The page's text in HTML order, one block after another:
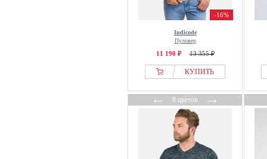
-16%
Indicode
Пуловер
11 190 ₽ 13 355 ₽
КУПИТЬ
←8 цветов→